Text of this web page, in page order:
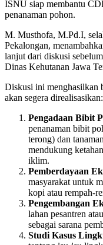
ISNU siap membantu
penanaman pohon.
M. Musthofa, M.Pd.I,
Pekalongan,
lanjut dari diskusi
Dinas Kehutanan Jawa
Diskusi ini menghasilkan
akan segera direalisasikan:
Pengadaan Bibit
penanaman bibit
terong) dan
mendukung
iklim.
Pemberdayaan
masyarakat untuk
kopi atau rempah-
Pengembangan
lahan pesantren
sebagai sarana
Studi Kasus